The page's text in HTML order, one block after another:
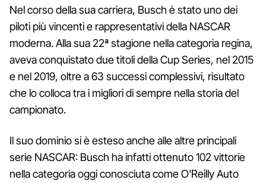
Nel corso della sua carriera, Busch è stato uno dei
piloti più vincenti e rappresentativi della NASCAR
moderna. Alla sua 22ª stagione nella categoria regina,
aveva conquistato due titoli della Cup Series, nel 2015
e nel 2019, oltre a 63 successi complessivi, risultato
che lo colloca tra i migliori di sempre nella storia del
campionato.
Il suo dominio si è esteso anche alle altre principali
serie NASCAR: Busch ha infatti ottenuto 102 vittorie
nella categoria oggi conosciuta come O'Reilly Auto